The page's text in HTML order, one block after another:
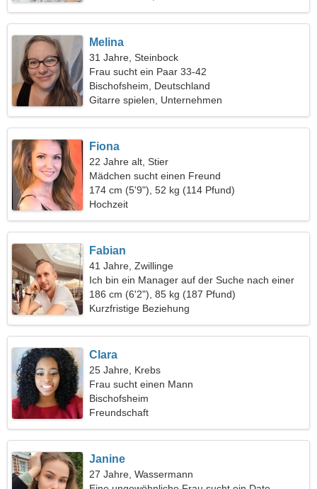
Melina
31 Jahre, Steinbock
Frau sucht ein Paar 33-42
Bischofsheim, Deutschland
Gitarre spielen, Unternehmen
Fiona
22 Jahre alt, Stier
Mädchen sucht einen Freund
174 cm (5'9"), 52 kg (114 Pfund)
Hochzeit
Fabian
41 Jahre, Zwillinge
Ich bin ein Manager auf der Suche nach einer
netten Frau
186 cm (6'2"), 85 kg (187 Pfund)
Kurzfristige Beziehung
Clara
25 Jahre, Krebs
Frau sucht einen Mann
Bischofsheim
Freundschaft
Janine
27 Jahre, Wassermann